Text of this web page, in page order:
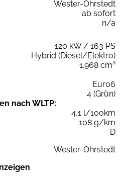
Wester-Ohrstedt
ab sofort
n/a
120 kW / 163 PS
Hybrid (Diesel/Elektro)
1.968 cm³
Euro6
4 (Grün)
nach WLTP:
4,1 l/100km
108 g/km
D
Wester-Ohrstedt